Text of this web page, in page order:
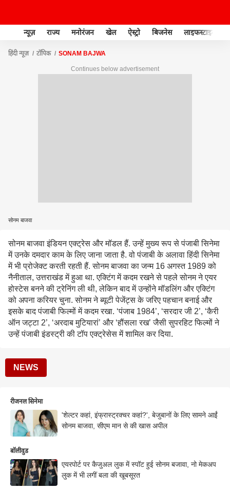
न्यूज़ राज्य मनोरंजन खेल ऐस्ट्रो बिजनेस लाइफस्टाइल
हिंदी न्यूज़ टॉपिक SONAM BAJWA
Continues below advertisement
सोनम बाजवा
सोनम बाजवा इंडियन एक्ट्रेस और मॉडल हैं. उन्हें मुख्य रूप से पंजाबी सिनेमा
में उनके दमदार काम के लिए जाना जाता है. वो पंजाबी के अलावा हिंदी सिनेमा
में भी प्रोजेक्ट करती रहती हैं. सोनम बाजवा का जन्म 16 अगस्त 1989 को
नैनीताल, उत्तराखंड में हुआ था. एक्टिंग में कदम रखने से पहले सोनम ने एयर
होस्टेस बनने की ट्रेनिंग ली थी, लेकिन बाद में उन्होंने मॉडलिंग और एक्टिंग
को अपना करियर चुना. सोनम ने ब्यूटी पेजेंट्स के जरिए पहचान बनाई और
इसके बाद पंजाबी फिल्मों में कदम रखा. ‘पंजाब 1984’, ‘सरदार जी 2’, ‘कैरी
ऑन जट्टा 2’, ‘अरदाब मुटियारां’ और ‘हौंसला रख’ जैसी सुपरहिट फिल्मों ने
उन्हें पंजाबी इंडस्ट्री की टॉप एक्ट्रेसेस में शामिल कर दिया.
NEWS
रीजनल सिनेमा
'शेल्टर कहां, इंफ्रास्ट्रक्चर कहां?', बेजुबानों के लिए सामने आईं
सोनम बाजवा, सीएम मान से की खास अपील
बॉलीवुड
एयरपोर्ट पर कैजुअल लुक में स्पॉट हुई सोनम बजावा, नो मेकअप
लुक में भी लगीं बला की खूबसूरत